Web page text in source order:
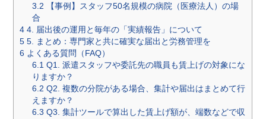
3.2 【事例】スタッフ50名規模の病院（医療法人）の場
合
4 4. 届出後の運用と毎年の「実績報告」について
5 5. まとめ：専門家と共に確実な届出と労務管理を
6 よくある質問（FAQ）
6.1Q1. 派遣スタッフや委託先の職員も賃上げの対象にな
りますか？
6.2 Q2. 複数の分院がある場合、集計や届出はまとめて行
えますか？
6.3 Q3. 集計ツールで算出した賃上げ額が、端数などで収